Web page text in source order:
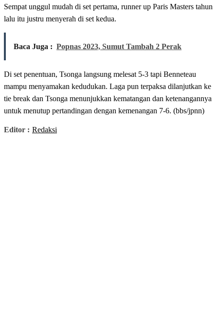
Sempat unggul mudah di set pertama, runner up Paris Masters tahun
lalu itu justru menyerah di set kedua.
Baca Juga : Popnas 2023, Sumut Tambah 2 Perak
Di set penentuan, Tsonga langsung melesat 5-3 tapi Benneteau
mampu menyamakan kedudukan. Laga pun terpaksa dilanjutkan ke
tie break dan Tsonga menunjukkan kematangan dan ketenangannya
untuk menutup pertandingan dengan kemenangan 7-6. (bbs/jpnn)
Editor : Redaksi